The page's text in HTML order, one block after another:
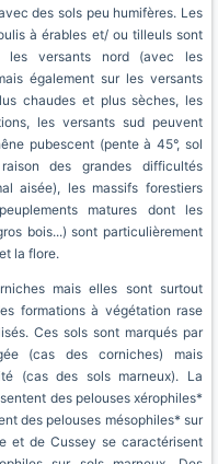
des sols peu humifères. Les
à érables et/ ou tilleuls sont
les versants nord (avec les
également sur les versants
chaudes et plus sèches, les
les versants sud peuvent
pubescent (pente à 45°, sol
des grandes difficultés
aisée), les massifs forestiers
matures dont les
bois...) sont particulièrement
la flore.
mais elles sont surtout
formations à végétation rase
Ces sols sont marqués par
(cas des corniches) mais
(cas des sols marneux). La
des pelouses xérophiles*
des pelouses mésophiles* sur
et de Cussey se caractérisent